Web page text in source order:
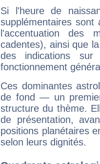
Si l'heure de
supplémentaires sont
l'accentuation des
cadentes), ainsi que
des indications sur
fonctionnement
Ces dominantes
de fond — un
structure du thème.
de présentation,
positions planétaires
selon leurs dignités.